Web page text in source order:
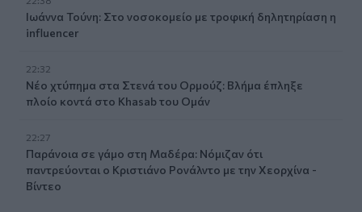
Ιωάννα Τούνη: Στο νοσοκομείο με τροφική δηλητηρίαση η
influencer
22:32
Νέο χτύπημα στα Στενά του Ορμούζ: Βλήμα έπληξε
πλοίο κοντά στο Khasab του Ομάν
22:27
Παράνοια σε γάμο στη Μαδέρα: Νόμιζαν ότι
παντρεύονται ο Κριστιάνο Ρονάλντο με την Χεορχίνα -
Βίντεο